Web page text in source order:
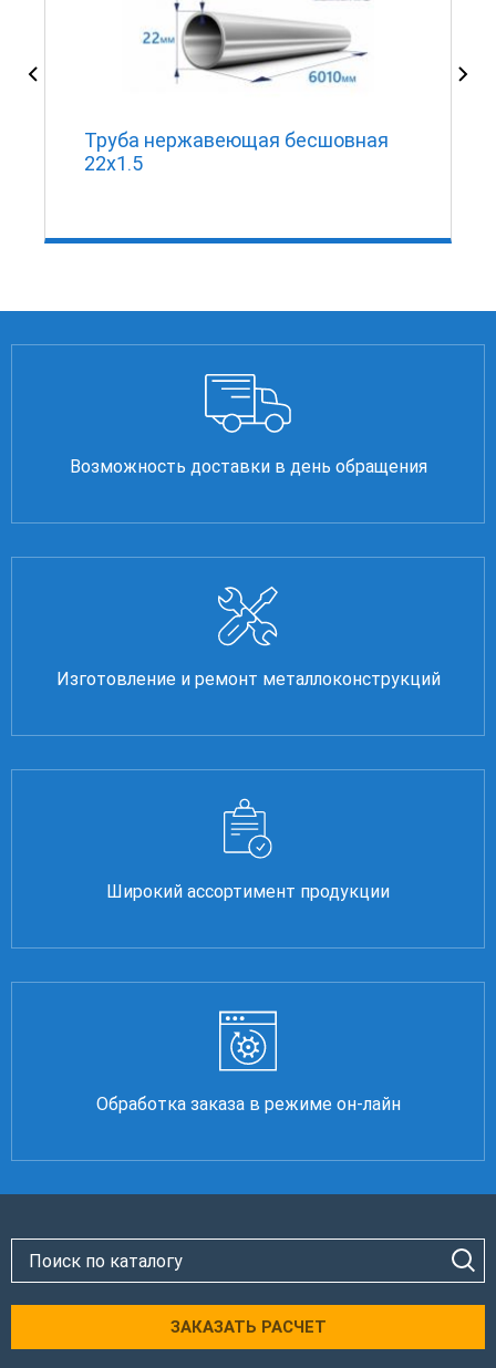
Труба нержавеющая бесшовная
22х1.5
Возможность доставки в день обращения
Изготовление и ремонт металлоконструкций
Широкий ассортимент продукции
Обработка заказа в режиме он-лайн
ЗАКАЗАТЬ РАСЧЕТ